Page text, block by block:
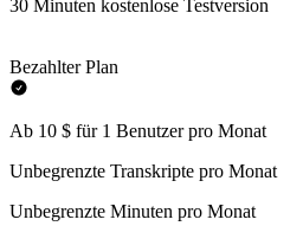
30 Minuten kostenlose Testversion
Bezahlter Plan
Ab 10 $ für 1 Benutzer pro Monat
Unbegrenzte Transkripte pro Monat
Unbegrenzte Minuten pro Monat